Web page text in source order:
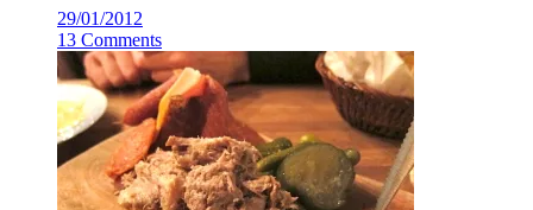
29/01/2012
13 Comments